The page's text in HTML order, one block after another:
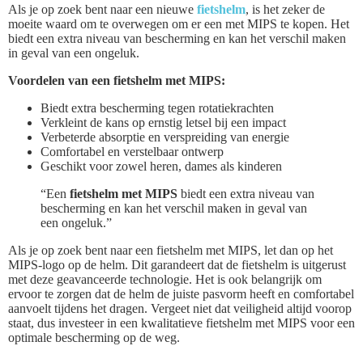
Als je op zoek bent naar een nieuwe fietshelm, is het zeker de
moeite waard om te overwegen om er een met MIPS te kopen. Het
biedt een extra niveau van bescherming en kan het verschil maken
in geval van een ongeluk.
Voordelen van een fietshelm met MIPS:
Biedt extra bescherming tegen rotatiekrachten
Verkleint de kans op ernstig letsel bij een impact
Verbeterde absorptie en verspreiding van energie
Comfortabel en verstelbaar ontwerp
Geschikt voor zowel heren, dames als kinderen
“Een fietshelm met MIPS biedt een extra niveau van
bescherming en kan het verschil maken in geval van
een ongeluk.”
Als je op zoek bent naar een fietshelm met MIPS, let dan op het
MIPS-logo op de helm. Dit garandeert dat de fietshelm is uitgerust
met deze geavanceerde technologie. Het is ook belangrijk om
ervoor te zorgen dat de helm de juiste pasvorm heeft en comfortabel
aanvoelt tijdens het dragen. Vergeet niet dat veiligheid altijd voorop
staat, dus investeer in een kwalitatieve fietshelm met MIPS voor een
optimale bescherming op de weg.